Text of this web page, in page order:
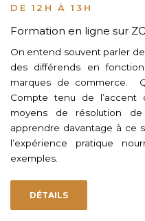
DE 12H À 13H
Formation en ligne sur
On entend souvent parler
des différends en
marques de commerce.
Compte tenu de l’accent
moyens de résolution de
apprendre davantage à ce
l’expérience pratique
exemples.
DÉTAILS